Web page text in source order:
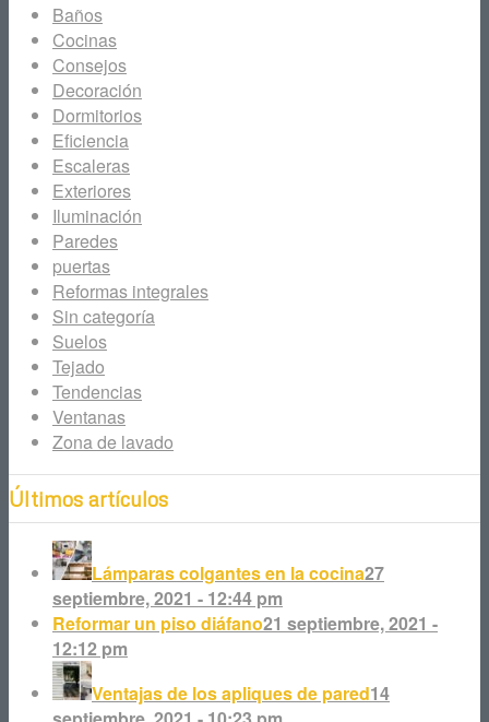
Baños
Cocinas
Consejos
Decoración
Dormitorios
Eficiencia
Escaleras
Exteriores
Iluminación
Paredes
puertas
Reformas integrales
Sin categoría
Suelos
Tejado
Tendencias
Ventanas
Zona de lavado
Últimos artículos
Lámparas colgantes en la cocina27
septiembre, 2021 - 12:44 pm
Reformar un piso diáfano21 septiembre, 2021 -
12:12 pm
Ventajas de los apliques de pared14